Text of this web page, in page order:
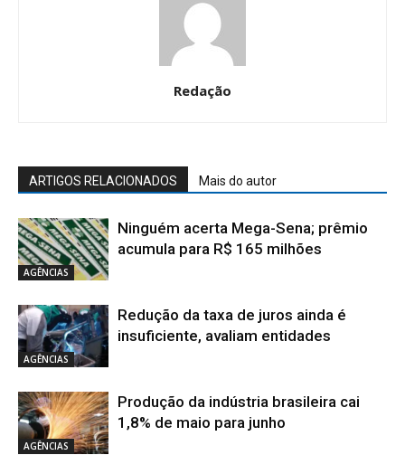
Redação
ARTIGOS RELACIONADOS Mais do autor
AGÊNCIAS
Ninguém acerta Mega-Sena; prêmio
acumula para R$ 165 milhões
AGÊNCIAS
Redução da taxa de juros ainda é
insuficiente, avaliam entidades
AGÊNCIAS
Produção da indústria brasileira cai
1,8% de maio para junho